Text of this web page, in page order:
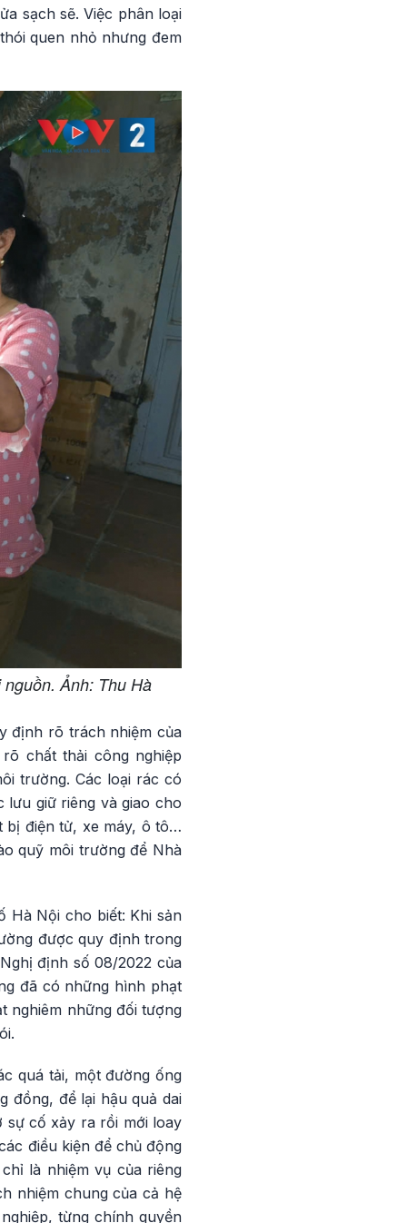
sạch sẽ. Việc phân loại
quen nhỏ nhưng đem
Ảnh: Thu Hà
định rõ trách nhiệm của
chất thải công nghiệp
trường. Các loại rác có
giữ riêng và giao cho
bị điện tử, xe máy, ô tô…
quỹ môi trường để Nhà
Hà Nội cho biết: Khi sản
được quy định trong
định số 08/2022 của
đã có những hình phạt
nghiêm những đối tượng
quá tải, một đường ống
đồng, để lại hậu quả dai
sự cố xảy ra rồi mới loay
điều kiện để chủ động
là nhiệm vụ của riêng
nhiệm chung của cả hệ
từng chính quyền